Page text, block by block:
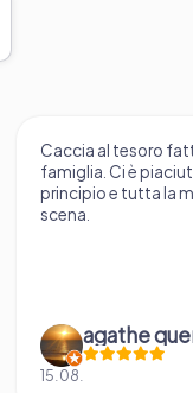
Caccia al tesoro
famiglia. Ci è
principio e tutta la
scena.
agathe
15.08.